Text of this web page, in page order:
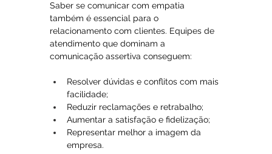
Saber se comunicar com empatia
também é essencial para o
relacionamento com clientes. Equipes de
atendimento que dominam a
comunicação assertiva conseguem:
Resolver dúvidas e conflitos com mais
facilidade;
Reduzir reclamações e retrabalho;
Aumentar a satisfação e fidelização;
Representar melhor a imagem da
empresa.